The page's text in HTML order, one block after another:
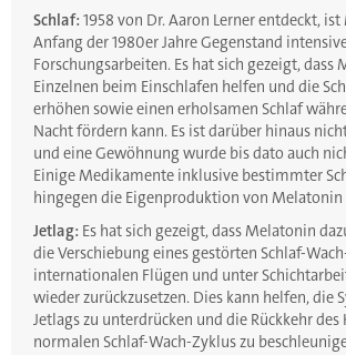
Schlaf: 1958 von Dr. Aaron Lerner entdeckt,
Anfang der 1980er Jahre Gegenstand
Forschungsarbeiten. Es hat sich gezeigt, dass
Einzelnen beim Einschlafen helfen und die
erhöhen sowie einen erholsamen Schlaf
Nacht fördern kann. Es ist darüber hinaus
und eine Gewöhnung wurde bis dato auch
Einige Medikamente inklusive bestimmter
hingegen die Eigenproduktion von
Jetlag: Es hat sich gezeigt, dass Melatonin
die Verschiebung eines gestörten Schlaf-
internationalen Flügen und unter
wieder zurückzusetzen. Dies kann helfen, die
Jetlags zu unterdrücken und die Rückkehr des
normalen Schlaf-Wach-Zyklus zu